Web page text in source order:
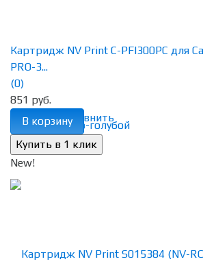
избранное сравнить
Картридж NV Print C-PFI300PC для
PRO-3...
(0)
851 руб.
В корзину
New!